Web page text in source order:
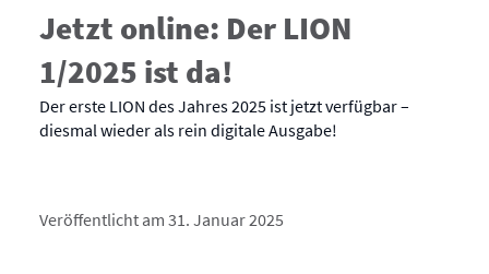
Jetzt online: Der LION
1/2025 ist da!
Der erste LION des Jahres 2025 ist jetzt verfügbar –
diesmal wieder als rein digitale Ausgabe!
Veröffentlicht am 31. Januar 2025